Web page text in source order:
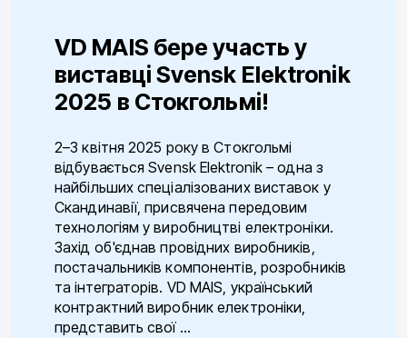
VD MAIS бере участь у
виставці Svensk Elektronik
2025 в Стокгольмі!
2–3 квітня 2025 року в Стокгольмі
відбувається Svensk Elektronik – одна з
найбільших спеціалізованих виставок у
Скандинавії, присвячена передовим
технологіям у виробництві електроніки.
Захід об'єднав провідних виробників,
постачальників компонентів, розробників
та інтеграторів. VD MAIS, український
контрактний виробник електроніки,
представить свої ...